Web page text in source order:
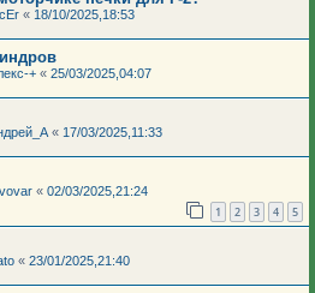
« 18/10/2025,18:53
+ « 25/03/2025,04:07
« 17/03/2025,11:33
« 02/03/2025,21:24
1 2 3 4 5
« 23/01/2025,21:40